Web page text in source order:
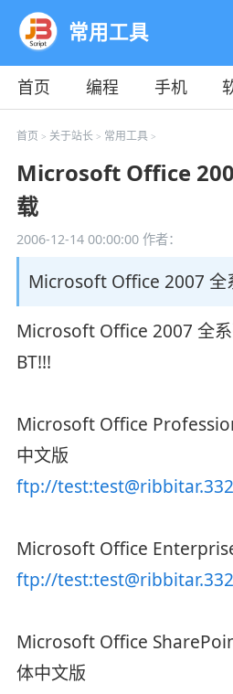
常用工具
首页 编程 手机
教程
平面 服务器
首页 > 关于站长 > 常用工具>
Microsoft Office
载
2006-12-14 00:00:00作者：
Microsoft Office 2007 全
Microsoft Office 2007 全
BT!!!
Microsoft Office
中文版
ftp://
Microsoft Office
ftp://
Microsoft Office
体中文版